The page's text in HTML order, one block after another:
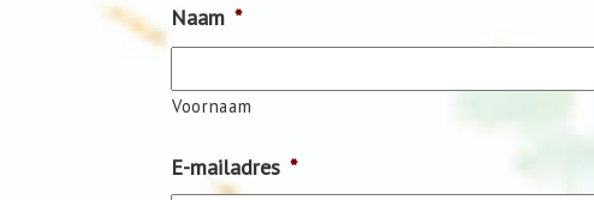
Naam *
Voornaam
E-mailadres *